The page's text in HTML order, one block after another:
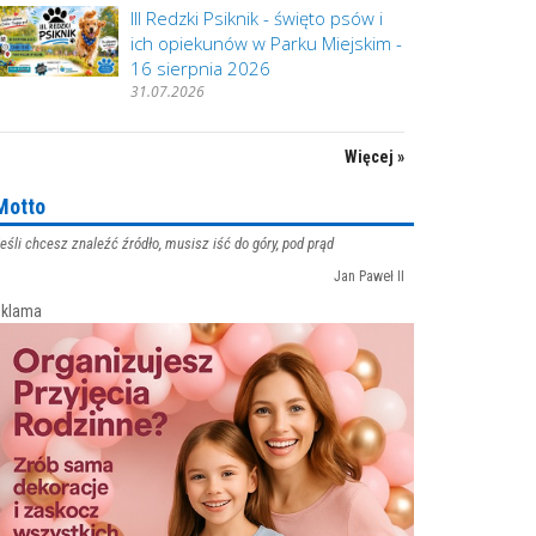
III Redzki Psiknik - święto psów i
ich opiekunów w Parku Miejskim -
16 sierpnia 2026
31.07.2026
Więcej »
chcesz znaleźć źródło, musisz iść do góry, pod prąd
Jan Paweł II